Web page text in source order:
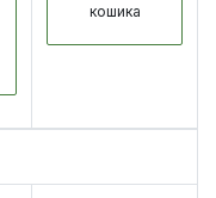
кошика